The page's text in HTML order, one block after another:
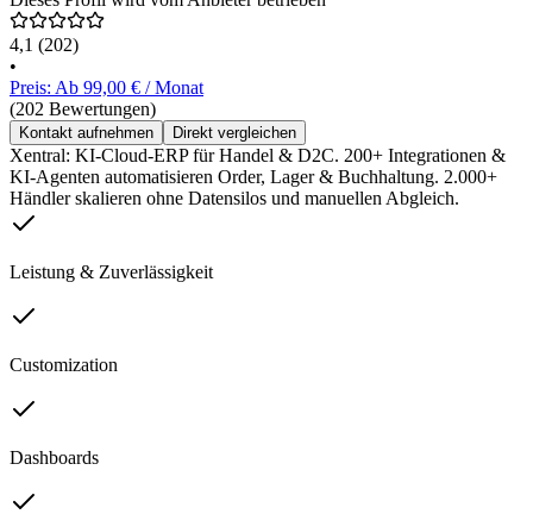
4,1 (202)
•
Preis: Ab 99,00 € / Monat
(202 Bewertungen)
Kontakt aufnehmen Direkt vergleichen
Xentral: KI-Cloud-ERP für Handel & D2C. 200+ Integrationen &
KI-Agenten automatisieren Order, Lager & Buchhaltung. 2.000+
Händler skalieren ohne Datensilos und manuellen Abgleich.
Leistung & Zuverlässigkeit
Customization
Dashboards